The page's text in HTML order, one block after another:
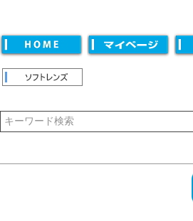
並び順
新着順
登録順 価格が安い順
キーワードヒット順